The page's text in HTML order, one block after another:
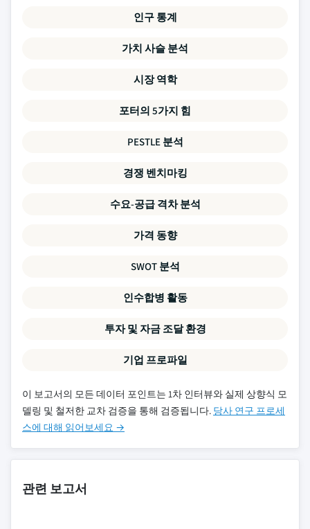
인구 통계
가치 사슬 분석
시장 역학
포터의 5가지 힘
PESTLE 분석
경쟁 벤치마킹
수요-공급 격차 분석
가격 동향
SWOT 분석
인수합병 활동
투자 및 자금 조달 환경
기업 프로파일
이 보고서의 모든 데이터 포인트는 1차 인터뷰와 실제 상향식 모
델링 및 철저한 교차 검증을 통해 검증됩니다. 당사 연구 프로세
스에 대해 읽어보세요 →
관련 보고서